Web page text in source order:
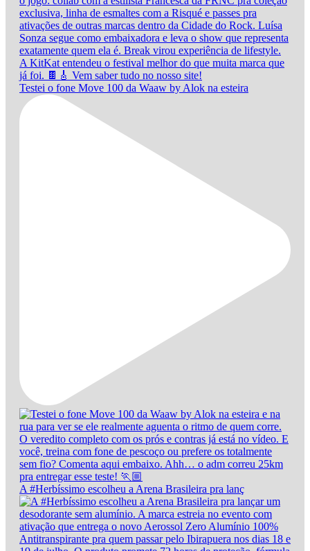
Testei o fone Move 100 da Waaw by Alok na esteira
A #Herbíssimo escolheu a Arena Brasileira pra lanç